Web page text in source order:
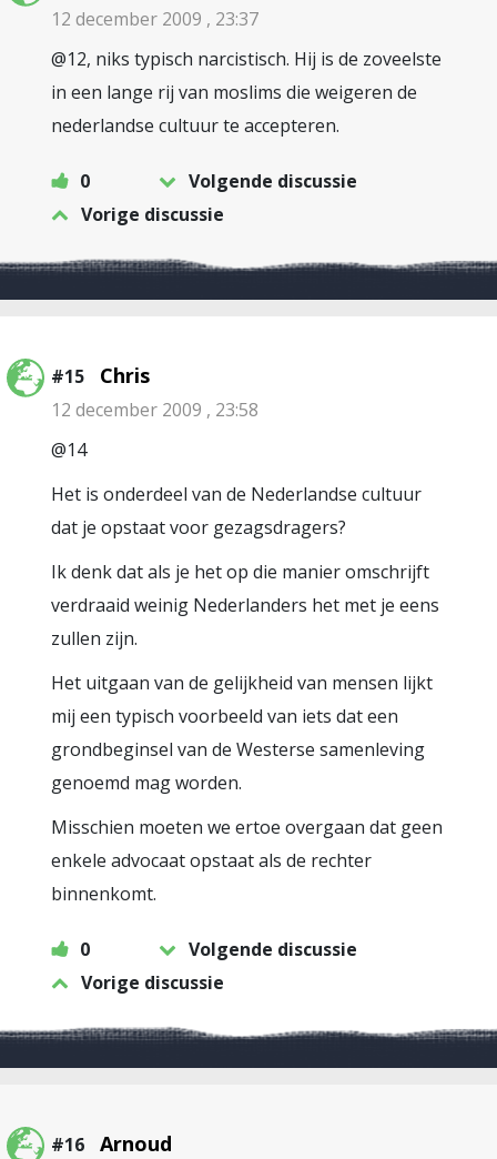
12 december 2009 , 23:37
@12, niks typisch narcistisch. Hij is de zoveelste
in een lange rij van moslims die weigeren de
nederlandse cultuur te accepteren.
0
Volgende discussie
Vorige discussie
#15 Chris
12 december 2009 , 23:58
@14
Het is onderdeel van de Nederlandse cultuur
dat je opstaat voor gezagsdragers?
Ik denk dat als je het op die manier omschrijft
verdraaid weinig Nederlanders het met je eens
zullen zijn.
Het uitgaan van de gelijkheid van mensen lijkt
mij een typisch voorbeeld van iets dat een
grondbeginsel van de Westerse samenleving
genoemd mag worden.
Misschien moeten we ertoe overgaan dat geen
enkele advocaat opstaat als de rechter
binnenkomt.
0
Volgende discussie
Vorige discussie
#16 Arnoud